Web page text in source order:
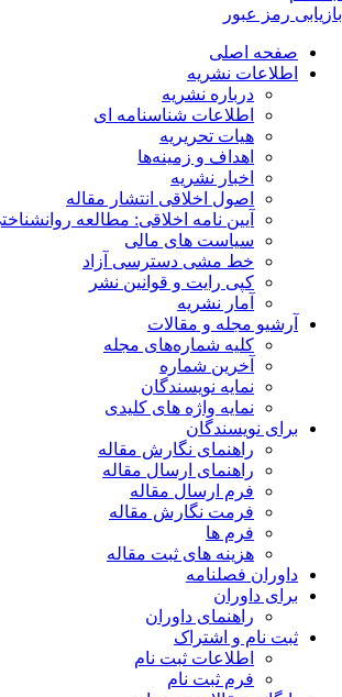
رمز عبور
صفحه اصلی
اطلاعات نشریه
درباره نشریه
اطلاعات شناسنامه ای
هیات تحریریه
اهداف و زمینه‌ها
اخبار نشریه
اصول اخلاقی انتشار مقاله
آیین نامه اخلاقی: مطالعه روانشناختی
سیاست های مالی
خط مشی دسترسی آزاد
کپی رایت و قوانین نشر
آمار نشریه
آرشیو مجله و مقالات
کلیه شماره‌های مجله
آخرین شماره
نمایه نویسندگان
نمایه واژه های کلیدی
برای نویسندگان
راهنمای نگارش مقاله
راهنمای ارسال مقاله
فرم ارسال مقاله
فرمت نگارش مقاله
فرم ها
هزینه های ثبت مقاله
داوران فصلنامه
برای داوران
راهنمای داوران
ثبت نام و اشتراک
اطلاعات ثبت نام
فرم ثبت نام